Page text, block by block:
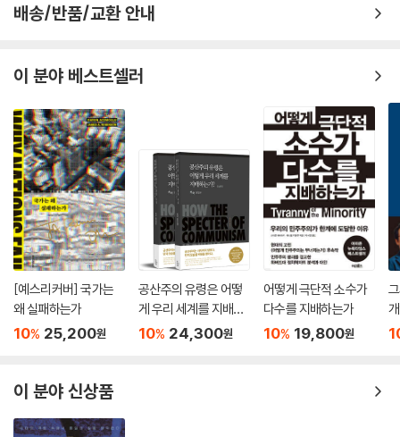
대법원 “공수부대가 폭동했다” 판결 217
보도검열단에 끼어들어 수장 노릇 224
‘폭동’ 프레임의 부역자 신세 231
‘3트랙 전법’ 구사 241
펜을 빼앗긴 광주 247
5·18 전에도 광주의 펜 압박 247
신문에는 ‘광주’가 없었다 250
‘검열 받지 않는 신문’ 때문에 방송도 죽어 253
제작거부 “단 하루라도 속죄하자” 255
방송공작 목표 ‘광주 고립화’ 257
다시 죽은 광주 언론 261
‘5·18 족쇄’ 9년 만에 풀려 262
3. 지역감정의 폭동-유언비어공작 264
5. 사복의 폭동-편의대공작 285
맺는말_ ‘5·18’은 그러므로 ‘전두환의 광주폭동’ 303
전두환을 전문으로 다룬 ‘전두환의 5·18’
전문으로 취급한다. 그야말로 ‘전두환의 5·18’이다. 먼 시간 속에 묻혀 있는
전두환, 감추어 둔 전두환, 조작과 미화로 원형이 훼손된 전두환, 대리인을
운용하는 전두환, ‘해놓고’ ‘안 했다’고 우기는 전두환, 기록 속 미발견 전두
환 등을 낱낱이 끄집어내고, 여기저기 흩어져 낱개의 기록으로 잠자는 전
두환도 모아 온다.
‘전두환의 5·17 사전모의 행적’과 ‘전두환의 5·18 행적’을 온전히 들추어냄
으로써 그를 원래의 중심자의 위치에 되돌려 놓는 것이 이 글의 중요한 임
무다. 두 사건의 행적을 축으로 그가 ‘5·18 총사령관’임을, 나아가 5·18은
광주 사람들의 폭동이 아니라 ‘전두환의 광주폭동’임을 증명하는 것이 이
글의 2대 목표다. 부동(不動)의 증거에 탄탄한 분석과 논증을 물리고 있으
므로 이 책을 통해 5월 진실이 ‘전두환의 5·17 내란’으로, ‘전두환의 5·18
내란’으로 새롭게 태어나는 것이다. 그러니까 이 책은 ‘전두환 회고록’의 대
전두환은 과거, 5·18은 현재
배송/반품/교환 안내
이 분야 베스트셀러
[예스리커버] 국가는
왜 실패하는가
10% 25,200원
공산주의 유령은 어떻
게 우리 세계를 지배하
는가? 상,하 세트
10% 24,300원
어떻게 극단적 소수가
다수를 지배하는가
10% 19,800원
이 분야 신상품